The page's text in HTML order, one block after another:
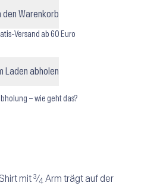
den Warenkorb
Versand ab 60 Euro
Laden abholen
– wie geht das?
mit 3⁄4 Arm trägt auf der